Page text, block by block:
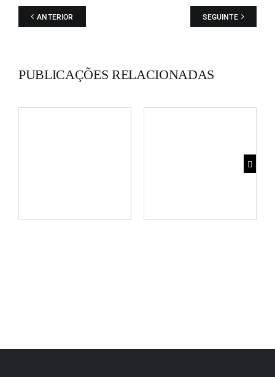
ANTERIOR SEGUINTE
PUBLICAÇÕES RELACIONADAS